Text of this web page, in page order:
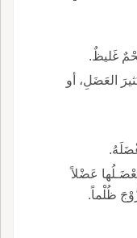
غَليظٌ.
العَضَلِ، أو
عَضْلاً
ظُلْماً.